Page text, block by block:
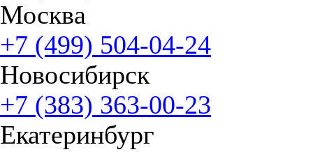
Москва
+7 (499) 504-04-24
Новосибирск
+7 (383) 363-00-23
Екатеринбург